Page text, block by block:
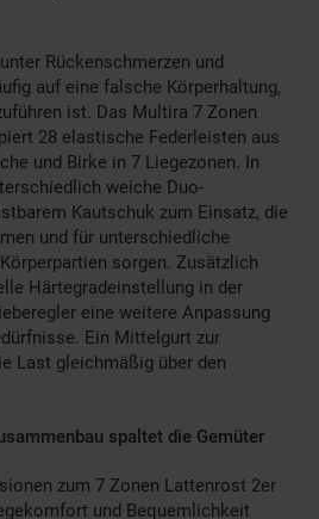
Rückenschmerzen und
auf eine falsche Körperhaltung,
ist. Das Multira 7 Zonen
28 elastische Federleisten aus
und Birke in 7 Liegezonen. In
weiche Duo-
Kautschuk zum Einsatz, die
und für unterschiedliche
sorgen. Zusätzlich
Härtegradeinstellung in der
eine weitere Anpassung
Ein Mittelgurt zur
Last gleichmäßig über den
spaltet die Gemüter
zum 7 Zonen Lattenrost 2er
und Bequemlichkeit